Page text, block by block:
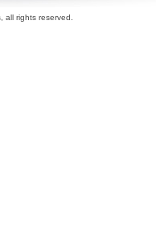
rights reserved.